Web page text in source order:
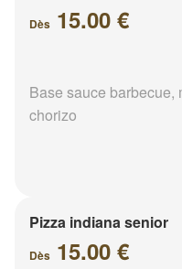
Dès 15.00 €
Base sauce barbecue,
chorizo
Pizza indiana senior
Dès 15.00 €